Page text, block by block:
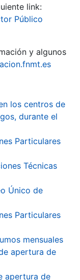
link:
Público
y algunos
los centros de
durante el
Particulares
Técnicas
Único de
Particulares
mensuales
apertura de
apertura de